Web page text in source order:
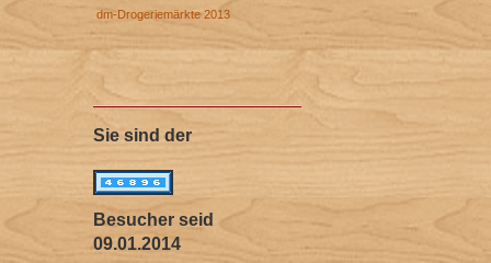
dm-Drogeriemärkte 2013
Sie sind der
Besucher seid
09.01.2014